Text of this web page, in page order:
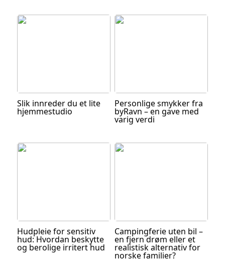
Slik innreder du et lite
hjemmestudio
Personlige smykker fra
byRavn – en gave med
varig verdi
Hudpleie for sensitiv
hud: Hvordan beskytte
og berolige irritert hud
Campingferie uten bil –
en fjern drøm eller et
realistisk alternativ for
norske familier?